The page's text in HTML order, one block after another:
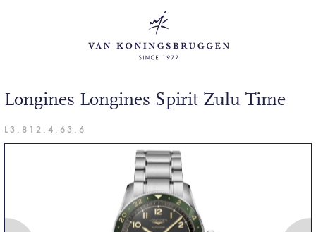
Longines Longines Spirit Zulu Time
L3.812.4.63.6